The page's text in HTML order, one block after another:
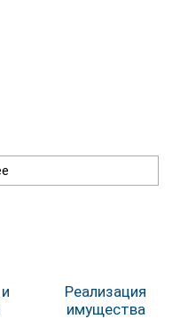
Реализация
имущества